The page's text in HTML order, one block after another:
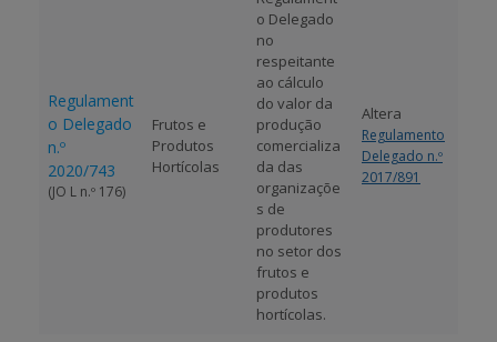
Regulament
o Delegado
n.º
2020/743
(JO L n.º 176)
Frutos e
Produtos
Hortícolas
o Delegado
no
respeitante
ao cálculo
do valor da
produção
comercializa
da das
organizaçõe
s de
produtores
no setor dos
frutos e
produtos
hortícolas.
Altera
Regulamento
Delegado n.º
2017/891